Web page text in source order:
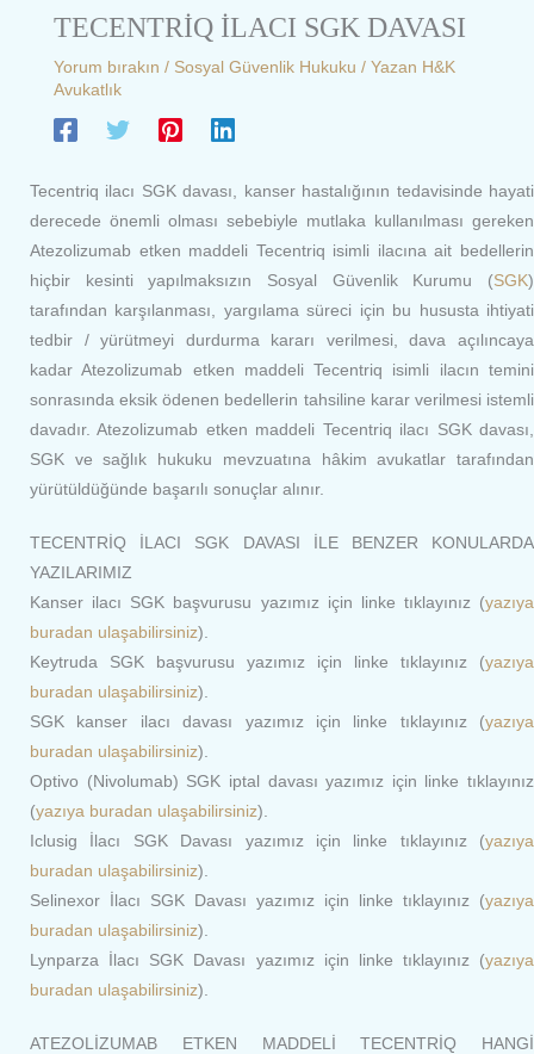
TECENTRİQ İLACI SGK DAVASI
Yorum bırakın / Sosyal Güvenlik Hukuku / Yazan H&K
Avukatlık
Tecentriq ilacı SGK davası, kanser hastalığının tedavisinde hayati
derecede önemli olması sebebiyle mutlaka kullanılması gereken
Atezolizumab etken maddeli Tecentriq isimli ilacına ait bedellerin
hiçbir kesinti yapılmaksızın Sosyal Güvenlik Kurumu (SGK)
tarafından karşılanması, yargılama süreci için bu hususta ihtiyati
tedbir / yürütmeyi durdurma kararı verilmesi, dava açılıncaya
kadar Atezolizumab etken maddeli Tecentriq isimli ilacın temini
sonrasında eksik ödenen bedellerin tahsiline karar verilmesi istemli
davadır. Atezolizumab etken maddeli Tecentriq ilacı SGK davası,
SGK ve sağlık hukuku mevzuatına hâkim avukatlar tarafından
yürütüldüğünde başarılı sonuçlar alınır.
TECENTRİQ İLACI SGK DAVASI İLE BENZER KONULARDA
YAZILARIMIZ
Kanser ilacı SGK başvurusu yazımız için linke tıklayınız (yazıya
buradan ulaşabilirsiniz).
Keytruda SGK başvurusu yazımız için linke tıklayınız (yazıya
buradan ulaşabilirsiniz).
SGK kanser ilacı davası yazımız için linke tıklayınız (yazıya
buradan ulaşabilirsiniz).
Optivo (Nivolumab) SGK iptal davası yazımız için linke tıklayınız
(yazıya buradan ulaşabilirsiniz).
Iclusig İlacı SGK Davası yazımız için linke tıklayınız (yazıya
buradan ulaşabilirsiniz).
Selinexor İlacı SGK Davası yazımız için linke tıklayınız (yazıya
buradan ulaşabilirsiniz).
Lynparza İlacı SGK Davası yazımız için linke tıklayınız (yazıya
buradan ulaşabilirsiniz).
ATEZOLİZUMAB ETKEN MADDELİ TECENTRİQ HANGİ